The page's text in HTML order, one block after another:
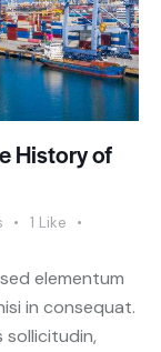
History of
1 Like
elementum
in consequat.
sollicitudin,